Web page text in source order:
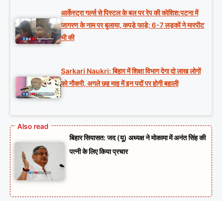
आर्केस्ट्रा गर्ल्स से पिस्टल के बल पर रेप की कोशिश:पटना में
जागरण के नाम पर बुलाया, कपड़े फाड़े; 6-7 लड़कों ने मारपीट
भी की
Sarkari Naukri: बिहार में शिक्षा विभाग देगा दो लाख लोगों
को नौकरी, अगले छह माह में इन पदों पर होगी बहाली
बिहार सियासत: जद (यू) अध्यक्ष ने मोकामा में अनंत सिंह की
पत्नी के लिए किया प्रचार